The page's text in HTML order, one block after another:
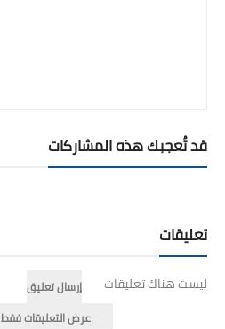
قد تُعجبك هذه المشاركات
تعليقات
ليست هناك تعليقات
إرسال تعليق
عرض التعليقات فقط